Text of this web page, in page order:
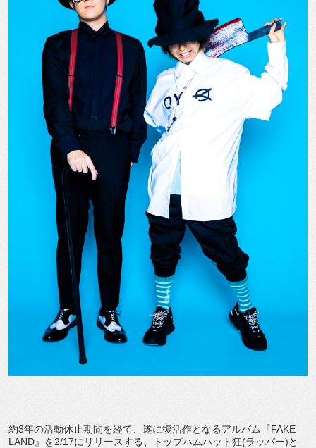
約3年の活動休止期間を経て、遂に復活作となるアルバム『FAKE
LAND』を2/17にリリースする、トップハムハット狂(ラッパー)と